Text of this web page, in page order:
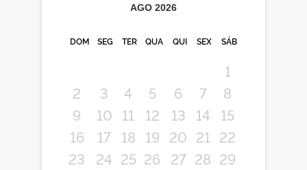
AGO 2026
DOM SEG TER QUA QUI SEX SÁB
1
2
3 4 5 6 7
8
9
10 11 12 13 14
15
16
17 18 19 20 21
22
23
24 25 26 27 28 29